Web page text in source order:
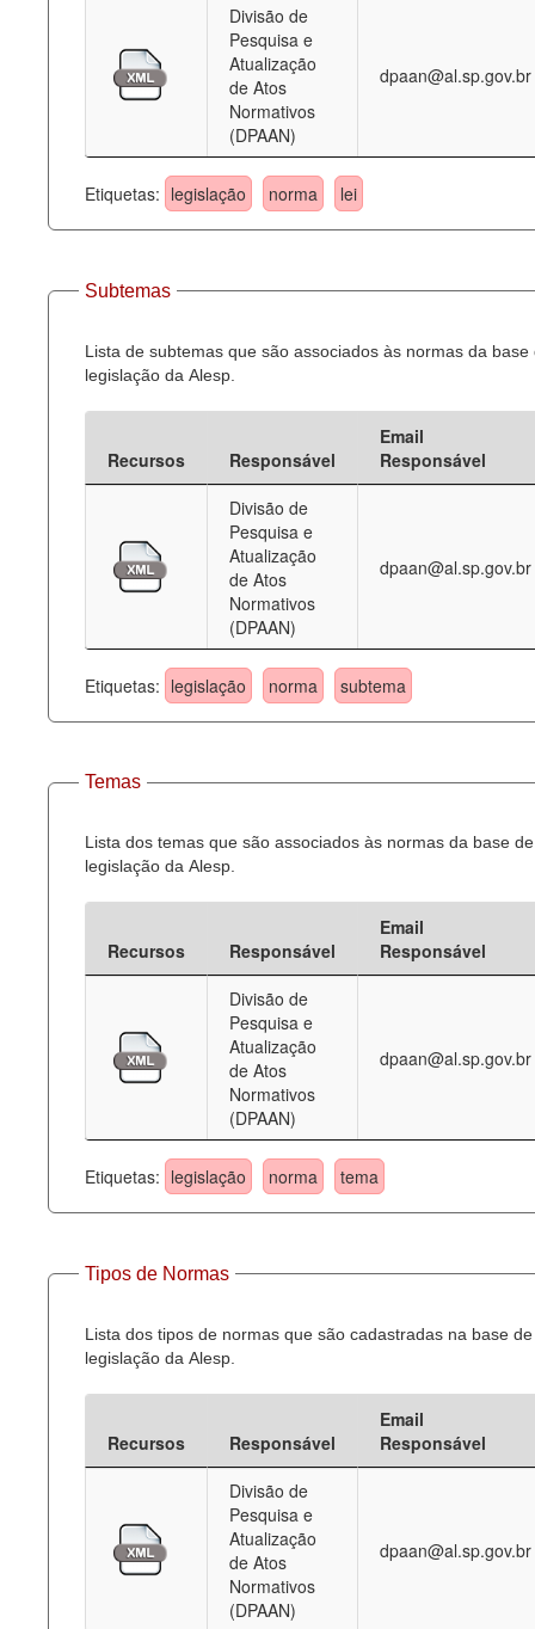
Divisão de
Pesquisa e
Atualização
de Atos
Normativos
(DPAAN)
dpaan@al.sp.gov.br
Etiquetas: legislação norma lei
Subtemas
Lista de subtemas que são associados às normas da base
legislação da Alesp.
Recursos Responsável
Email
Responsável
Divisão de
Pesquisa e
Atualização
de Atos
Normativos
(DPAAN)
dpaan@al.sp.gov.br
Etiquetas: legislação norma subtema
Temas
Lista dos temas que são associados às normas da base de
legislação da Alesp.
Recursos Responsável
Email
Responsável
Divisão de
Pesquisa e
Atualização
de Atos
Normativos
(DPAAN)
dpaan@al.sp.gov.br
Etiquetas: legislação norma tema
Tipos de Normas
Lista dos tipos de normas que são cadastradas na base de
legislação da Alesp.
Recursos Responsável
Email
Responsável
Divisão de
Pesquisa e
Atualização
de Atos
Normativos
(DPAAN)
dpaan@al.sp.gov.br